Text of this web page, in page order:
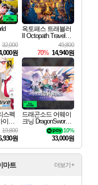
32,000
원
옥토패스 트래블러
II Octopath Traveler I
49,800
70% 14,940원
스펙
이브
P
19,800
원
드래곤소드 어웨이
크닝 DragonSword A
10%
33,000원
마트 더보기+